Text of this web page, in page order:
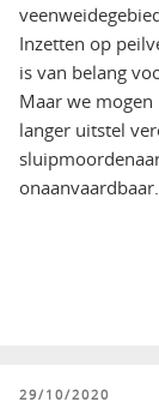
Inzetten op
is van belang
Maar we
langer uitstel
GEPLAATST
29/10/2020